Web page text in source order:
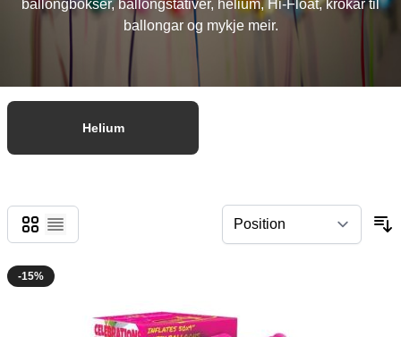
ballongbokser, ballongstativer, helium, Hi-Float, krokar til
ballongar og mykje meir.
Helium
Grid
List
-15%